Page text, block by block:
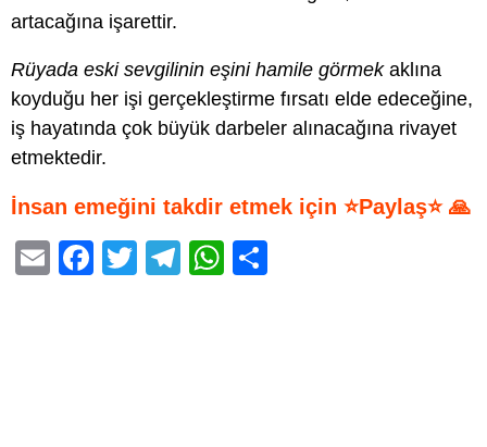
artacağına işarettir.
Rüyada eski sevgilinin eşini hamile görmekaklına
koyduğu her işi gerçekleştirme fırsatı elde edeceğine,
iş hayatında çok büyük darbeler alınacağına rivayet
etmektedir.
İnsan emeğini takdir etmek için ⭐Paylaş⭐ 🙏
E
F
T
T
W